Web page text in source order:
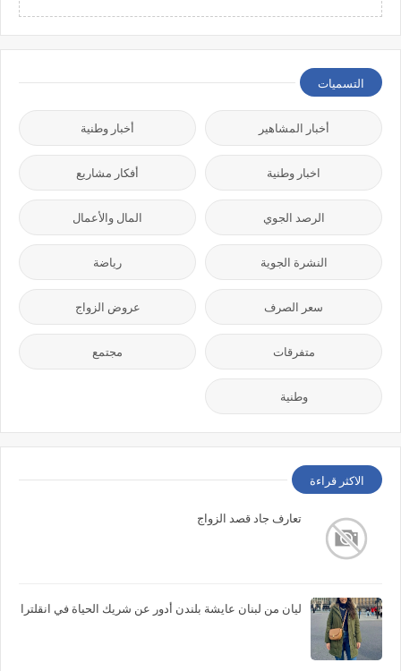
التسميات
أخبار المشاهير أخبار وطنية
اخبار وطنية أفكار مشاريع
الرصد الجوي المال والأعمال
النشرة الجوية رياضة
سعر الصرف عروض الزواج
متفرقات مجتمع
وطنية
الاكثر قراءة
تعارف جاد قصد الزواج
ليان من لبنان عايشة بلندن أدور عن شريك الحياة في انقلترا